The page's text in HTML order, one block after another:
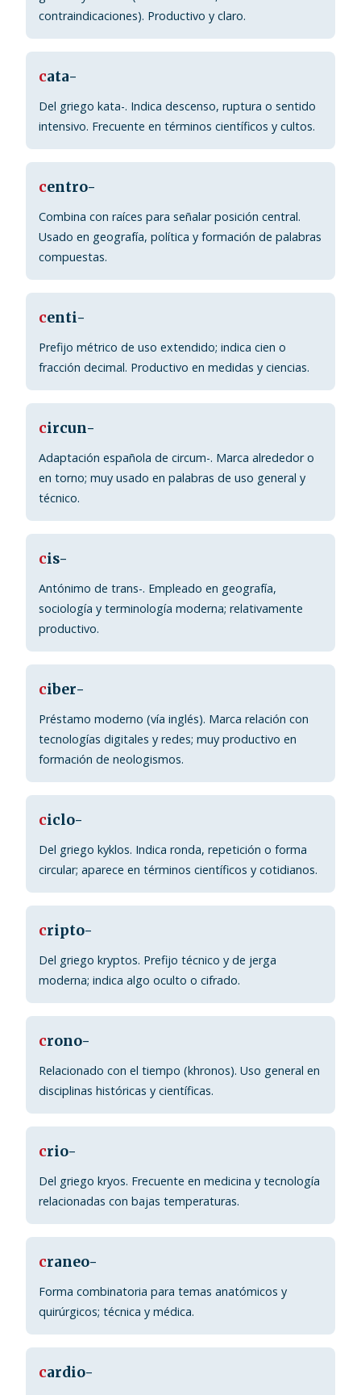
contraindicaciones). Productivo y claro.
cata-
Del griego kata-. Indica descenso, ruptura o sentido
intensivo. Frecuente en términos científicos y cultos.
centro-
Combina con raíces para señalar posición central.
Usado en geografía, política y formación de palabras
compuestas.
centi-
Prefijo métrico de uso extendido; indica cien o
fracción decimal. Productivo en medidas y ciencias.
circun-
Adaptación española de circum-. Marca alrededor o
en torno; muy usado en palabras de uso general y
técnico.
cis-
Antónimo de trans-. Empleado en geografía,
sociología y terminología moderna; relativamente
productivo.
ciber-
Préstamo moderno (vía inglés). Marca relación con
tecnologías digitales y redes; muy productivo en
formación de neologismos.
ciclo-
Del griego kyklos. Indica ronda, repetición o forma
circular; aparece en términos científicos y cotidianos.
cripto-
Del griego kryptos. Prefijo técnico y de jerga
moderna; indica algo oculto o cifrado.
crono-
Relacionado con el tiempo (khronos). Uso general en
disciplinas históricas y científicas.
crio-
Del griego kryos. Frecuente en medicina y tecnología
relacionadas con bajas temperaturas.
craneo-
Forma combinatoria para temas anatómicos y
quirúrgicos; técnica y médica.
cardio-